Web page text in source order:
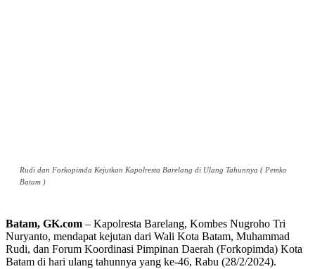
Rudi dan Forkopimda Kejutkan Kapolresta Barelang di Ulang Tahunnya ( Pemko
Batam )
Batam, GK.com – Kapolresta Barelang, Kombes Nugroho Tri
Nuryanto, mendapat kejutan dari Wali Kota Batam, Muhammad
Rudi, dan Forum Koordinasi Pimpinan Daerah (Forkopimda) Kota
Batam di hari ulang tahunnya yang ke-46, Rabu (28/2/2024).